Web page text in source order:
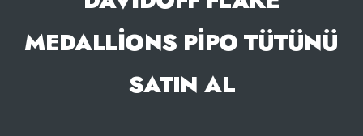
MEDALLIONS PIPO TÜTÜNÜ
SATIN AL